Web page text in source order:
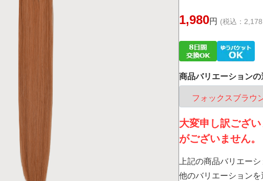
1,980円 (税込：
商品バリエーションの
大変申し訳ござ
がございません。
上記の商品バリエー
他のバリエーション